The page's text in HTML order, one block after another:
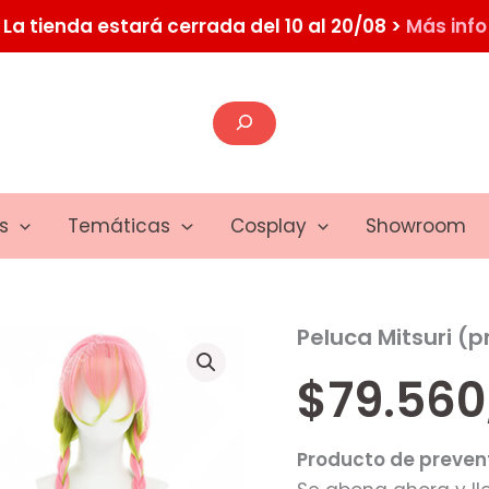
La tienda estará cerrada del 10 al 20/08 > Más info
Temáticas Cosplay Showroom
Peluca Mitsuri
$
Producto de